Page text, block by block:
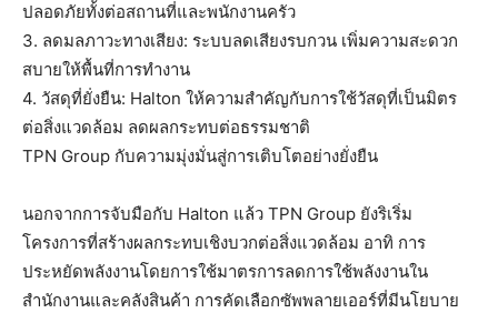
ปลอดภัยทั้งต่อสถานที่และพนักงานครัว
3. ลดมลภาวะทางเสียง: ระบบลดเสียงรบกวน เพิ่มความสะดวก
สบายให้พื้นที่การทำงาน
4. วัสดุที่ยั่งยืน: Halton ให้ความสำคัญกับการใช้วัสดุที่เป็นมิตร
ต่อสิ่งแวดล้อม ลดผลกระทบต่อธรรมชาติ
TPN Group กับความมุ่งมั่นสู่การเติบโตอย่างยั่งยืน
นอกจากการจับมือกับ Halton แล้ว TPN Group ยังริเริ่ม
โครงการที่สร้างผลกระทบเชิงบวกต่อสิ่งแวดล้อม อาทิ การ
ประหยัดพลังงานโดยการใช้มาตรการลดการใช้พลังงานใน
สำนักงานและคลังสินค้า การคัดเลือกซัพพลายเออร์ที่มีนโยบาย